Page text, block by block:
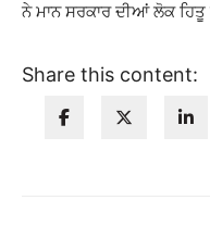
ਨੇ ਮਾਨ ਸਰਕਾਰ ਦੀਆਂ ਲੋਕ ਹਿਤੂ
Share this content: